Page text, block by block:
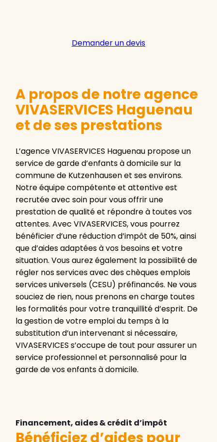
Demander un devis
A propos de notre agence
VIVASERVICES Haguenau
et de ses prestations
L’agence VIVASERVICES Haguenau propose un
service de garde d’enfants à domicile sur la
commune de Kutzenhausen et ses environs.
Notre équipe compétente et attentive est
recrutée avec soin pour vous offrir une
prestation de qualité et répondre à toutes vos
attentes. Avec VIVASERVICES, vous pourrez
bénéficier d’une réduction d’impôt de 50%, ainsi
que d’aides adaptées à vos besoins et votre
situation. Vous aurez également la possibilité de
régler nos services avec des chèques emplois
services universels (CESU) préfinancés. Ne vous
souciez de rien, nous prenons en charge toutes
les formalités pour votre tranquillité d’esprit. De
la gestion de votre emploi du temps à la
substitution d’un intervenant si nécessaire,
VIVASERVICES s’occupe de tout pour assurer un
service professionnel et personnalisé pour la
garde de vos enfants à domicile.
Financement, aides & crédit d’impôt
Bénéficiez d’aides pour